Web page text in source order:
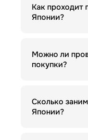
Как проходит
Японии?
Можно ли
покупки?
Сколько
Японии?